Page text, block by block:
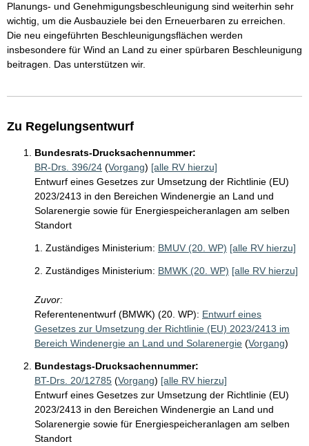
Planungs- und Genehmigungsbeschleunigung sind weiterhin sehr
wichtig, um die Ausbauziele bei den Erneuerbaren zu erreichen.
Die neu eingeführten Beschleunigungsflächen werden
insbesondere für Wind an Land zu einer spürbaren Beschleunigung
beitragen. Das unterstützen wir.
Zu Regelungsentwurf
Bundesrats-Drucksachennummer:
BR-Drs. 396/24 (Vorgang) [alle RV hierzu]
Entwurf eines Gesetzes zur Umsetzung der Richtlinie (EU)
2023/2413 in den Bereichen Windenergie an Land und
Solarenergie sowie für Energiespeicheranlagen am selben
Standort
1. Zuständiges Ministerium: BMUV (20. WP) [alle RV hierzu]
2. Zuständiges Ministerium: BMWK (20. WP) [alle RV hierzu]
Zuvor:
Referentenentwurf (BMWK) (20. WP): Entwurf eines
Gesetzes zur Umsetzung der Richtlinie (EU) 2023/2413 im
Bereich Windenergie an Land und Solarenergie (Vorgang)
Bundestags-Drucksachennummer:
BT-Drs. 20/12785 (Vorgang) [alle RV hierzu]
Entwurf eines Gesetzes zur Umsetzung der Richtlinie (EU)
2023/2413 in den Bereichen Windenergie an Land und
Solarenergie sowie für Energiespeicheranlagen am selben
Standort